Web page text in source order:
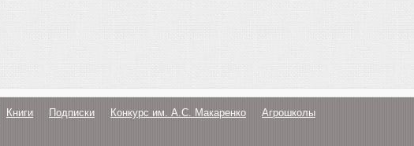
Книги Подписки Конкурс им. А.С. Макаренко Агрошколы